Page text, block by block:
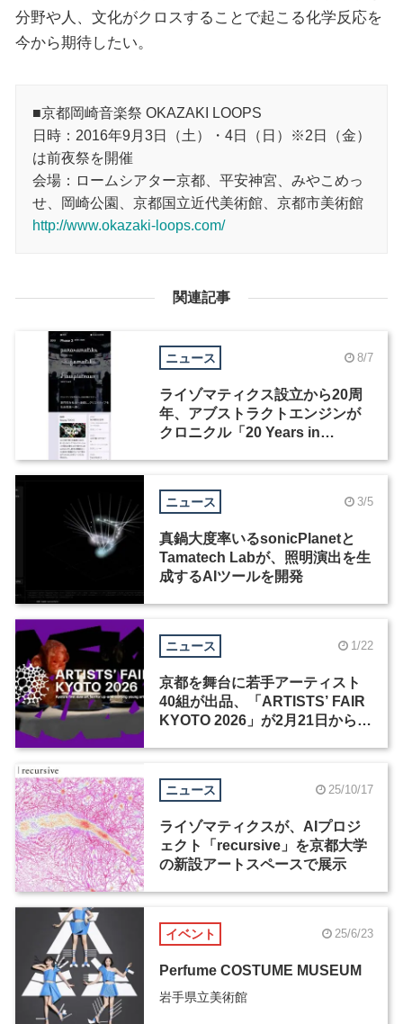
分野や人、文化がクロスすることで起こる化学反応を
今から期待したい。
■京都岡崎音楽祭 OKAZAKI LOOPS
日時：2016年9月3日（土）・4日（日）※2日（金）
は前夜祭を開催
会場：ロームシアター京都、平安神宮、みやこめっ
せ、岡崎公園、京都国立近代美術館、京都市美術館
http://www.okazaki-loops.com/
関連記事
ニュース 8/7
ライゾマティクス設立から20周
年、アブストラクトエンジンが
クロニクル「20 Years in
ニュース 3/5
真鍋大度率いるsonicPlanetと
Tamatech Labが、照明演出を生
成するAIツールを開発
ニュース 1/22
京都を舞台に若手アーティスト
40組が出品、「ARTISTS’ FAIR
KYOTO 2026」が2月21日から開
ニュース 25/10/17
ライゾマティクスが、AIプロジ
ェクト「recursive」を京都大学
の新設アートスペースで展示
イベント 25/6/23
Perfume COSTUME MUSEUM
岩手県立美術館